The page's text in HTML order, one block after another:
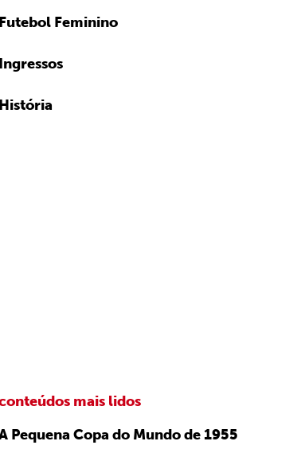
Futebol Feminino
Ingressos
História
mais lidos
Pequena Copa do Mundo de 1955